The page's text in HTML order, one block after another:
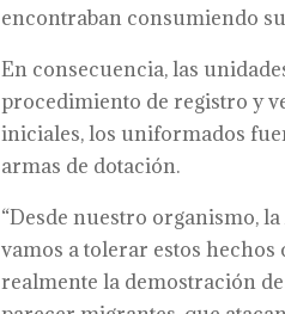
encontraban consumiendo
En consecuencia, las
procedimiento de registro y
iniciales, los uniformados
armas de dotación.
“Desde nuestro organismo,
vamos a tolerar estos
realmente la demostración